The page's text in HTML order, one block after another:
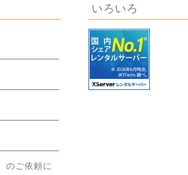
のご依頼に
いろいろ